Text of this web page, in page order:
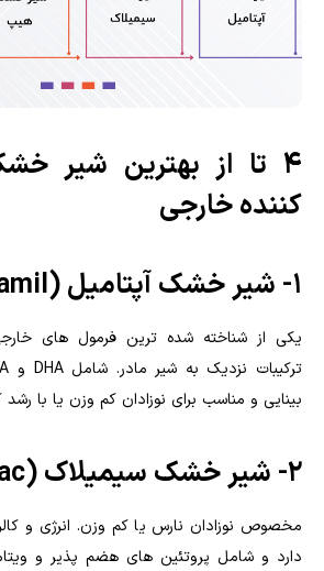
4 تا از بهترین شیر
کننده خارجی
1- شیر خشک آپتامیل (Aptamil)
یکی از شناخته شده ترین فرمول های
بینایی و مناسب برای نوزادان کم وزن یا با رشد
2- شیر خشک سیمیلاک (Similac)
مخصوص نوزادان نارس یا کم وزن. انرژی و
دارد و شامل پروتئین های هضم پذیر و